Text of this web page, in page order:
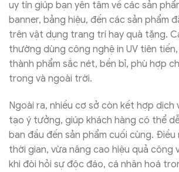
uy tín giúp bạn yên tâm về các sản
banner, bảng hiệu, đến các sản phẩm
trên vật dụng trang trí hay quà tặng.
thường dùng công nghệ in UV tiên
thành phẩm sắc nét, bền bỉ, phù hợp
trong và ngoài trời.
Ngoài ra, nhiều cơ sở còn kết hợp dịch
tạo ý tưởng, giúp khách hàng có thể
ban đầu đến sản phẩm cuối cùng. Điều
thời gian, vừa nâng cao hiệu quả công
khi đòi hỏi sự độc đáo, cá nhân hoá